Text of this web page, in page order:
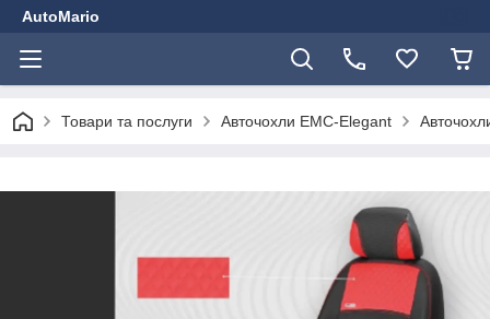
AutoMario
Товари та послуги Авточохли EMC-Elegant